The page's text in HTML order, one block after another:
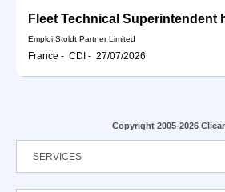
Fleet Technical Superintendent
Emploi Stoldt Partner Limited
France - CDI - 27/07/2026
Copyright 2005-2026
SERVICES